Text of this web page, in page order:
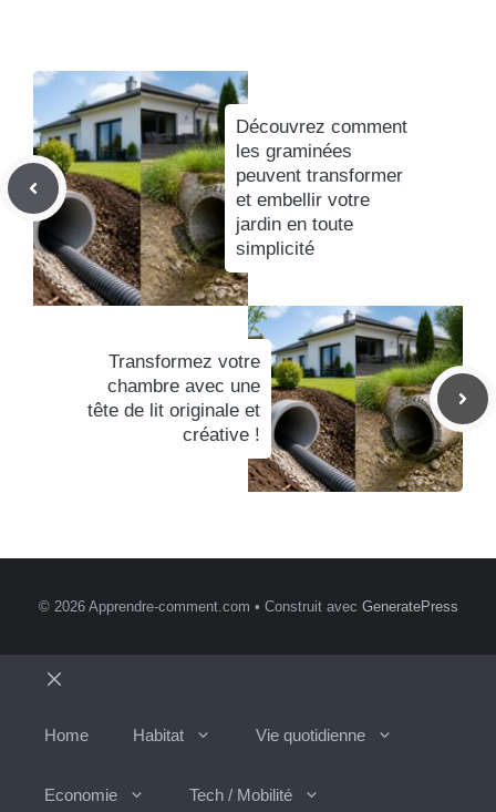
Découvrez comment
les graminées
peuvent transformer
et embellir votre
jardin en toute
simplicité
Transformez votre
chambre avec une
tête de lit originale et
créative !
© 2026 Apprendre-comment.com • Construit avec GeneratePress
Home
Habitat Vie quotidienne
Economie Tech / Mobilité